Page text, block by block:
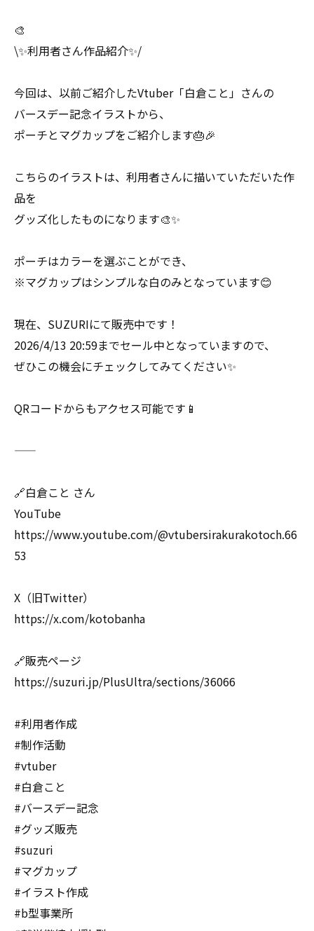
🎨
\✨利用者さん作品紹介✨/
今回は、以前ご紹介したVtuber「白倉こと」さんの
バースデー記念イラストから、
ポーチとマグカップをご紹介します🎂🎉
こちらのイラストは、利用者さんに描いていただいた作
品を
グッズ化したものになります🎨✨
ポーチはカラーを選ぶことができ、
※マグカップはシンプルな白のみとなっています😊
現在、SUZURIにて販売中です！
2026/4/13 20:59までセール中となっていますので、
ぜひこの機会にチェックしてみてください✨
QRコードからもアクセス可能です📱
―――――――――――――――――
🔗白倉こと さん
YouTube
https://www.youtube.com/@vtubersirakurakotoch.66
53
X（旧Twitter）
https://x.com/kotobanha
🔗販売ページ
https://suzuri.jp/PlusUltra/sections/36066
#利用者作成
#制作活動
#vtuber
#白倉こと
#バースデー記念
#グッズ販売
#suzuri
#マグカップ
#イラスト作成
#b型事業所